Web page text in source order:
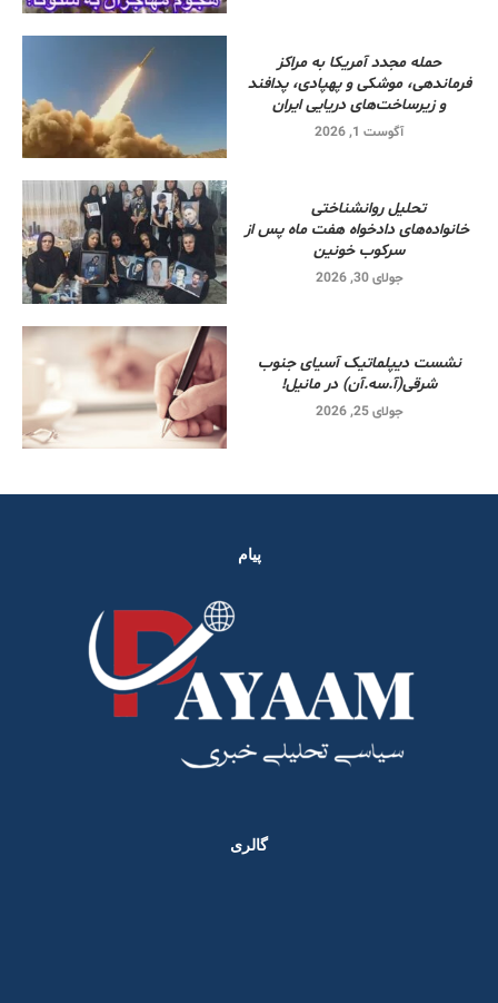
حمله مجدد آمریکا به مراکز
فرماندهی، موشکی و پهپادی، پدافند
و زیرساخت‌های دریایی ایران
آگوست 1, 2026
تحلیل روانشناختی
خانواده‌های دادخواه هفت ماه پس از
سرکوب خونین
جولای 30, 2026
نشست دیپلماتیک آسیای جنوب
شرقی‌(آ.سه.آن) در مانیل!
جولای 25, 2026
پیام
گالری